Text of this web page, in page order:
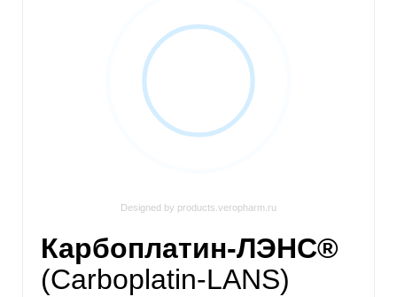
Designed by products.veropharm.ru
Карбоплатин-ЛЭНС®
(Carboplatin-LANS)